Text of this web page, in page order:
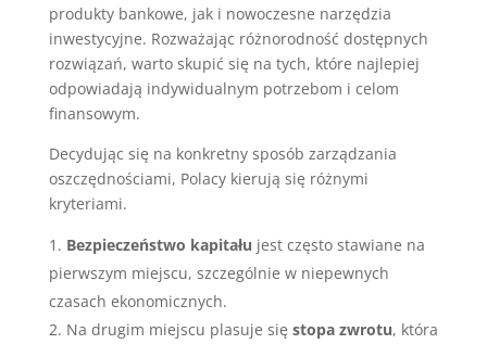
produkty bankowe, jak i nowoczesne narzędzia
inwestycyjne. Rozważając różnorodność dostępnych
rozwiązań, warto skupić się na tych, które najlepiej
odpowiadają indywidualnym potrzebom i celom
finansowym.
Decydując się na konkretny sposób zarządzania
oszczędnościami, Polacy kierują się różnymi
kryteriami.
Bezpieczeństwo kapitału jest często stawiane na
pierwszym miejscu, szczególnie w niepewnych
czasach ekonomicznych.
Na drugim miejscu plasuje się stopa zwrotu, która